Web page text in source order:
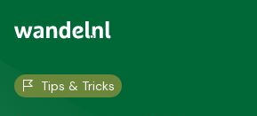
Tips & Tricks